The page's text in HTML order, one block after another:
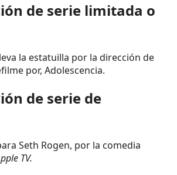
de serie limitada o
la estatuilla por la dirección de
por, Adolescencia.
de serie de
Seth Rogen, por la comedia
TV.